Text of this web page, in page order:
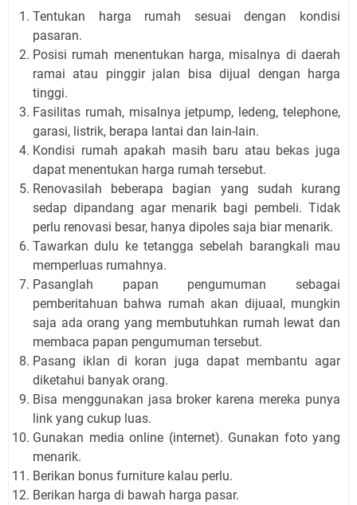
Tentukan harga rumah sesuai dengan kondisi
pasaran.
Posisi rumah menentukan harga, misalnya di daerah
ramai atau pinggir jalan bisa dijual dengan harga
tinggi.
Fasilitas rumah, misalnya jetpump, ledeng, telephone,
garasi, listrik, berapa lantai dan lain-lain.
Kondisi rumah apakah masih baru atau bekas juga
dapat menentukan harga rumah tersebut.
Renovasilah beberapa bagian yang sudah kurang
sedap dipandang agar menarik bagi pembeli. Tidak
perlu renovasi besar, hanya dipoles saja biar menarik.
Tawarkan dulu ke tetangga sebelah barangkali mau
memperluas rumahnya.
Pasanglah papan pengumuman sebagai
pemberitahuan bahwa rumah akan dijuaal, mungkin
saja ada orang yang membutuhkan rumah lewat dan
membaca papan pengumuman tersebut.
Pasang iklan di koran juga dapat membantu agar
diketahui banyak orang.
Bisa menggunakan jasa broker karena mereka punya
link yang cukup luas.
Gunakan media online (internet). Gunakan foto yang
menarik.
Berikan bonus furniture kalau perlu.
Berikan harga di bawah harga pasar.